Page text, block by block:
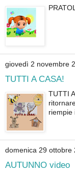
giovedì 2 novembre
TUTTI A CASA!
TUTTI
riempie
domenica 29 ottobre
AUTUNNO video